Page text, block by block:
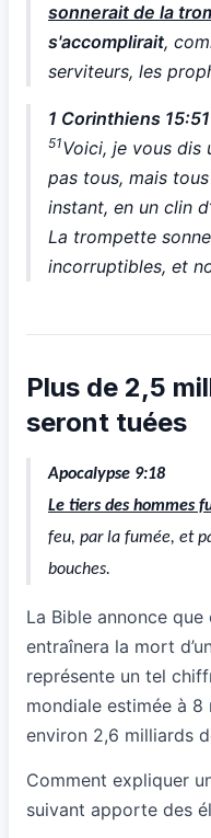
sonnerait de la
s'accomplirait,
serviteurs, les
1 Corinthiens
51Voici, je vous dis
pas tous, mais
instant, en un clin
La trompette
incorruptibles, et
Plus de 2,5
seront tuées
Apocalypse 9:18
Le tiers des hommes
feu, par la fumée, et
bouches.
La Bible annonce
entraînera la mort
représente un tel
mondiale estimée à
environ 2,6 milliards
Comment expliquer
suivant apporte des